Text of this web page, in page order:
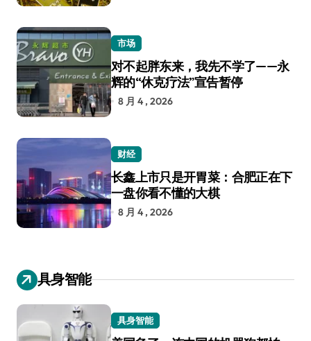
市场
对不起胖东来，我先不学了——永
辉的“休克疗法”宣告暂停
8 月 4 , 2026
财经
长鑫上市只是开胃菜：合肥正在下
一盘你看不懂的大棋
8 月 4 , 2026
具身智能
具身智能